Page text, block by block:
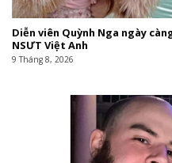
Diễn viên Quỳnh Nga ngày
NSƯT Việt Anh
9 Tháng 8, 2026